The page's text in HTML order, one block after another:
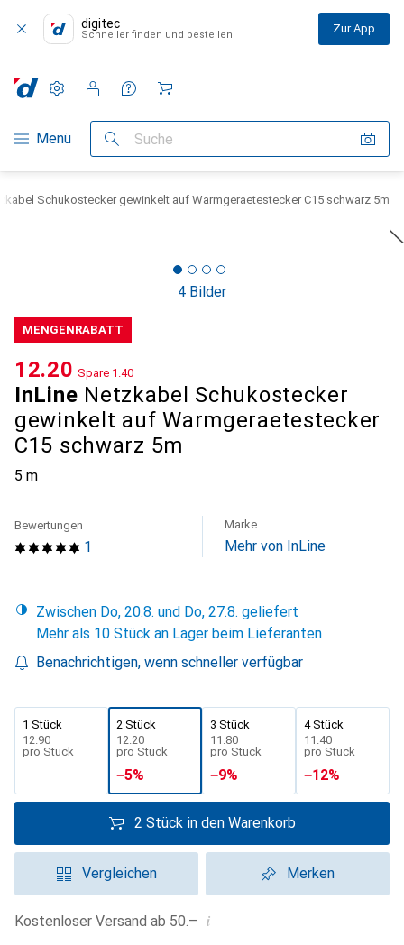
digitec
Schneller finden und bestellen Zur App
Navigation nach Kategorien
Menü Suche
Einstellungen
Kundenkonto
Vergleichslisten
Merklisten
Warenkorb
Schukostecker gewinkelt auf Warmgeraetestecker C15 schwarz 5m
4 Bilder
MENGENRABATT
InLine Netzkabel Schukostecker
gewinkelt auf Warmgeraetestecker
C15 schwarz 5m
5 m
CHF
12.20 Spare CHF
1.40
1
Bewertungen Marke
Mehr von InLine
Zwischen Do, 20.8. und Do, 27.8. geliefert
Mehr als 10 Stück an Lager beim Lieferanten
Benachrichtigen, wenn schneller verfügbar
1 Stück
CHF
12.90
pro Stück
2 Stück
CHF
12.20
pro Stück
−5%
3 Stück
CHF
11.80
pro Stück
−9%
4 Stück
CHF
11.40
pro Stück
−12%
2 Stück in den Warenkorb
Vergleichen Merken
Kostenloser Versand ab 50.– i